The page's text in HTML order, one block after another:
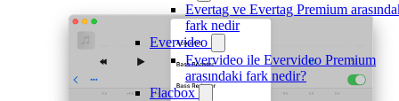
Evertag ve Evertag Premium
fark nedir
Evervideo
Evervideo ile Evervideo Premium
arasındaki fark nedir?
Flacbox